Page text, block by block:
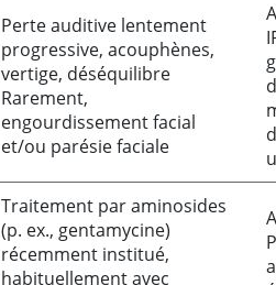
Perte auditive lentement
progressive, acouphènes,
vertige, déséquilibre
Rarement,
engourdissement facial
et/ou parésie faciale
Traitement par aminosides
(p. ex., gentamycine)
récemment institué,
habituellement avec